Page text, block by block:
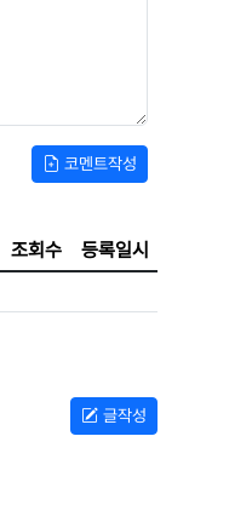
코멘트작성
조회수
등록일시
글작성